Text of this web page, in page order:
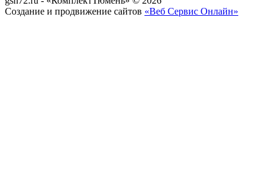
Создание и продвижение сайтов «Веб Сервис Онлайн»